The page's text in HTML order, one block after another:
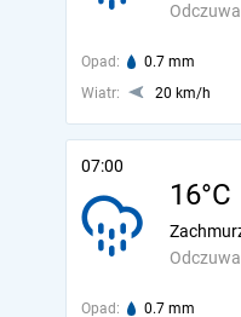
Opad: 0.7 mm
Wiatr:
20 km/h
07:00
16°C
Opad: 0.7 mm